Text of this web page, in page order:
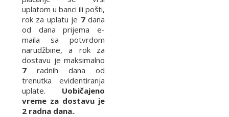
uplatom u banci ili pošti,
rok za uplatu je 7dana
od dana prijema e-
maila sa potvrdom
narudžbine, a rok za
dostavu je maksimalno
7 radnih dana od
trenutka evidentiranja
uplate. Uobičajeno
vreme za dostavu je
2 radna dana..